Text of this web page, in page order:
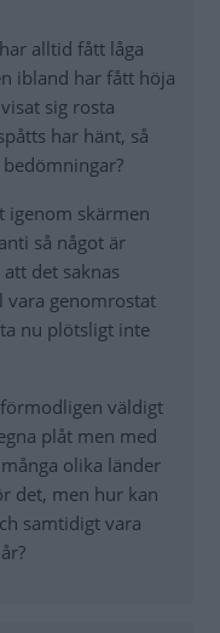
alltid fått låga
ibland har fått höja
sig rosta
har hänt, så
igenom skärmen
så något är
det saknas
vara genomrostat
nu plötsligt inte
väldigt
plåt men med
olika länder
det, men hur kan
samtidigt vara